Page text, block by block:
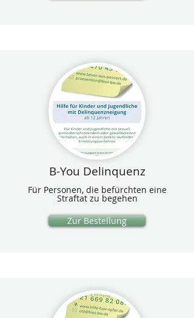
B-You Delinquenz
Für Personen, die befürchten eine
Straftat zu begehen
Zur Bestellung